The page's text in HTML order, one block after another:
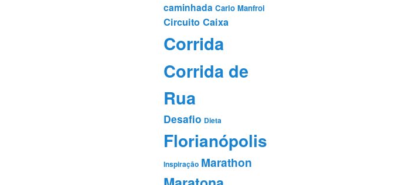
caminhada Carlo Manfroi
Circuito Caixa
Corrida
Corrida de
Rua
Desafio Dieta
Florianópolis
Inspiração Marathon